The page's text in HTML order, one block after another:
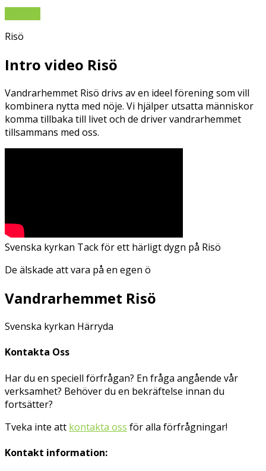
Risö
Intro video Risö
Vandrarhemmet Risö drivs av en ideel förening som vill
kombinera nytta med nöje. Vi hjälper utsatta människor
komma tillbaka till livet och de driver vandrarhemmet
tillsammans med oss.
Svenska kyrkan Tack för ett härligt dygn på Risö
De älskade att vara på en egen ö
Vandrarhemmet Risö
Svenska kyrkan Härryda
Kontakta Oss
Har du en speciell förfrågan? En fråga angående vår
verksamhet? Behöver du en bekräftelse innan du
fortsätter?
Tveka inte att kontakta oss för alla förfrågningar!
Kontakt information: